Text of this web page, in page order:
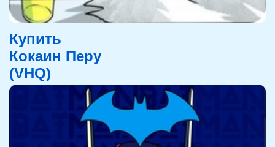
Купить
Кокаин Перу
(VHQ)